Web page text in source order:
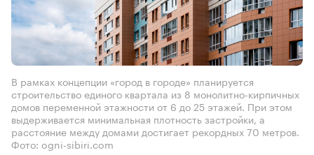
В рамках концепции «город в городе» планируется
строительство единого квартала из 8 монолитно-кирпичных
домов переменной этажности от 6 до 25 этажей. При этом
выдерживается минимальная плотность застройки, а
расстояние между домами достигает рекордных 70 метров.
Фото: ogni-sibiri.com